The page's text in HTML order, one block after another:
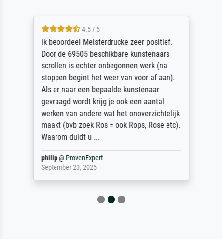
4.5 / 5
ik beoordeel Meisterdrucke zeer positief.
Door de 69505 beschikbare kunstenaars
scrollen is echter onbegonnen werk (na
stoppen begint het weer van voor af aan).
Als er naar een bepaalde kunstenaar
gevraagd wordt krijg je ook een aantal
werken van andere wat het onoverzichtelijk
maakt (bvb zoek Ros = ook Rops, Rose etc).
Waarom duidt u ...
philip@ ProvenExpert
September 23, 2025